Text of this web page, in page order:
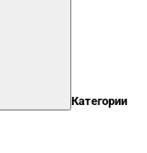
Категории